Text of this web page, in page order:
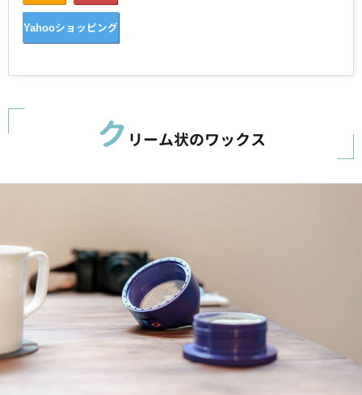
Yahooショッピング
ク リーム状のワックス